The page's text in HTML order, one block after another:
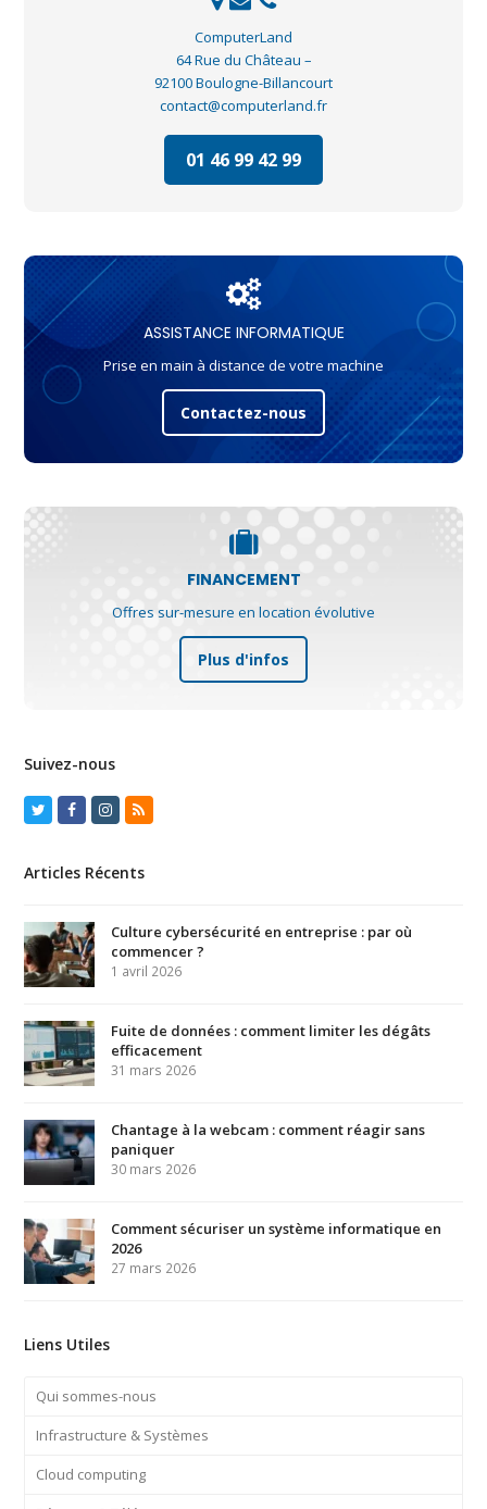
ComputerLand
64 Rue du Château –
92100 Boulogne-Billancourt
contact@computerland.fr
01 46 99 42 99
ASSISTANCE INFORMATIQUE
Prise en main à distance de votre machine
Contactez-nous
FINANCEMENT
Offres sur-mesure en location évolutive
Plus d'infos
Suivez-nous
TwitterFacebook
Instagram
RSS
Articles Récents
Culture cybersécurité en entreprise : par où
commencer ?
1 avril 2026
Fuite de données : comment limiter les dégâts
efficacement
31 mars 2026
Chantage à la webcam : comment réagir sans
paniquer
30 mars 2026
Comment sécuriser un système informatique en
2026
27 mars 2026
Liens Utiles
Qui sommes-nous
Infrastructure & Systèmes
Cloud computing